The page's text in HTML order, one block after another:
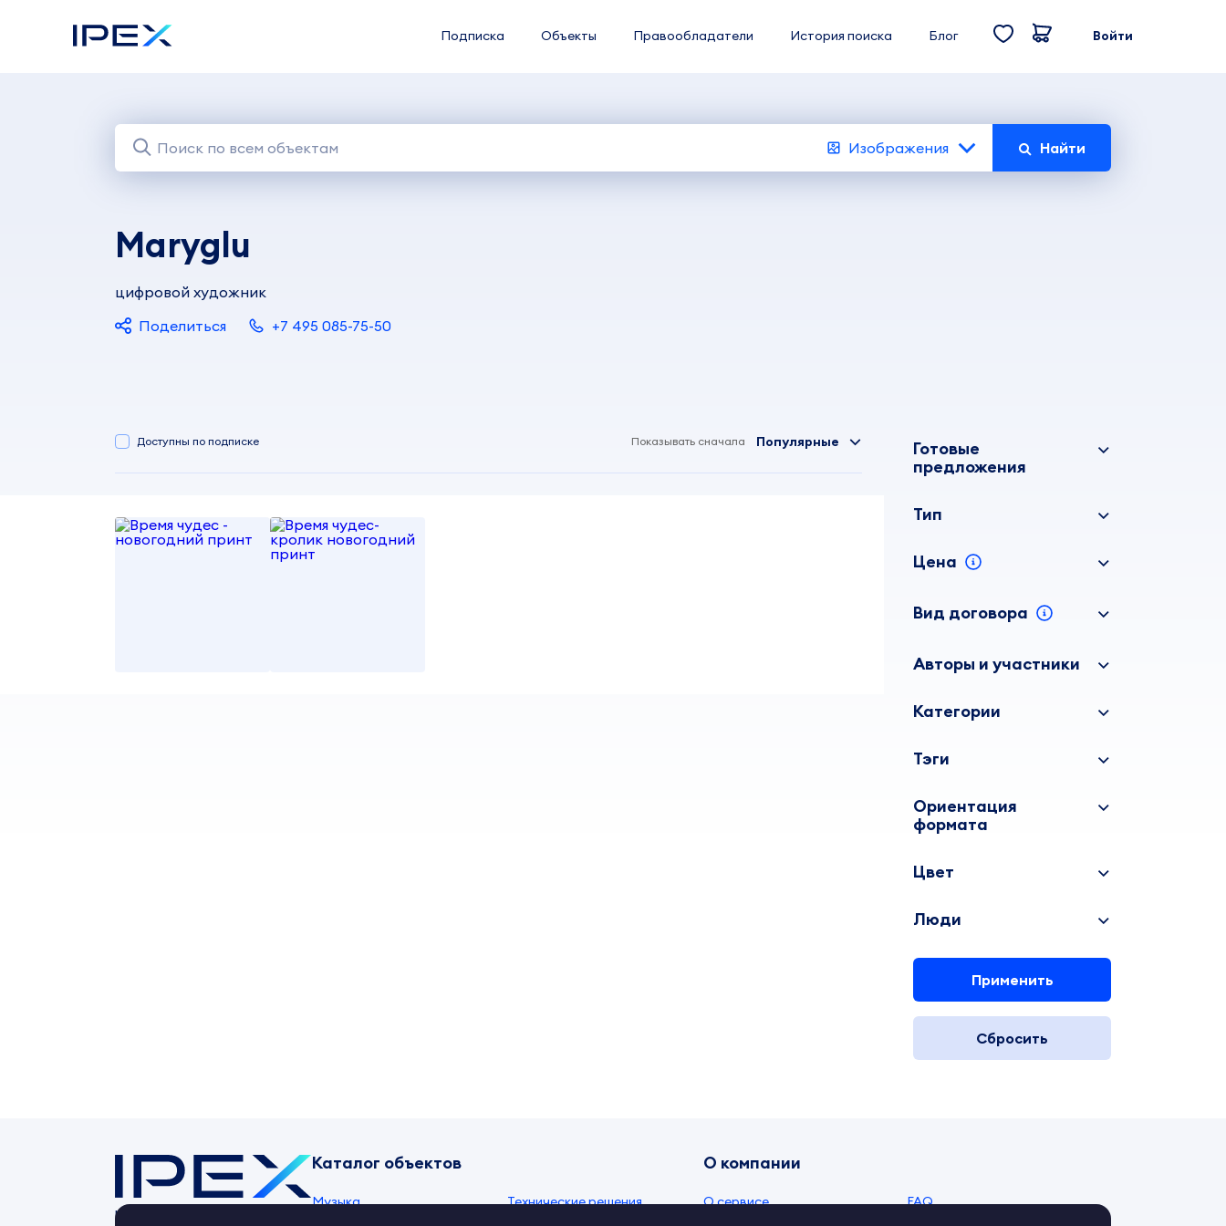
Подписка Объекты Правообладатели История поиска Блог Войти
Изображения Найти
Maryglu
цифровой художник
Поделиться
+7 495 085-75-50
Доступны по подписке Показывать сначала Популярные
Время чудес - новогодний принт
Время чудес- кролик новогодний принт
от 100,00 ₽
Готовые
предложения
Тип
Цена
Вид договора
Авторы и участники
Категории
Тэги
Ориентация
формата
Цвет
Люди
Применить
Сбросить
Контент-маркет
Каталог объектов
Музыка Технические решения
О компании
О сервисе FAQ